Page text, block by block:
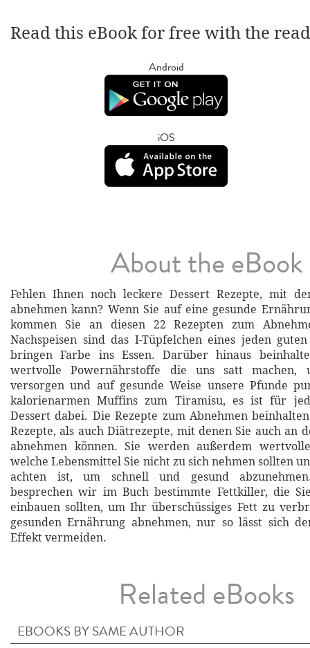
Read this eBook for free with the
Android
iOS
About the eBook
Fehlen Ihnen noch leckere Dessert Rezepte, mit
abnehmen kann? Wenn Sie auf eine gesunde
kommen Sie an diesen 22 Rezepten zum
Nachspeisen sind das I-Tüpfelchen eines jeden
bringen Farbe ins Essen. Darüber hinaus
wertvolle Powernährstoffe die uns satt machen,
versorgen und auf gesunde Weise unsere Pfunde
kalorienarmen Muffins zum Tiramisu, es ist für
Dessert dabei. Die Rezepte zum Abnehmen
Rezepte, als auch Diätrezepte, mit denen Sie auch an
abnehmen können. Sie werden außerdem
welche Lebensmittel Sie nicht zu sich nehmen sollten
achten ist, um schnell und gesund
besprechen wir im Buch bestimmte Fettkiller, die
einbauen sollten, um Ihr überschüssiges Fett zu
gesunden Ernährung abnehmen, nur so lässt sich
Effekt vermeiden.
Related eBooks
EBOOKS BY SAME AUTHOR